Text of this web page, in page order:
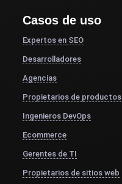
Casos de uso
Expertos en SEO
Desarrolladores
Agencias
Propietarios de productos
Ingenieros DevOps
Ecommerce
Gerentes de TI
Propietarios de sitios web